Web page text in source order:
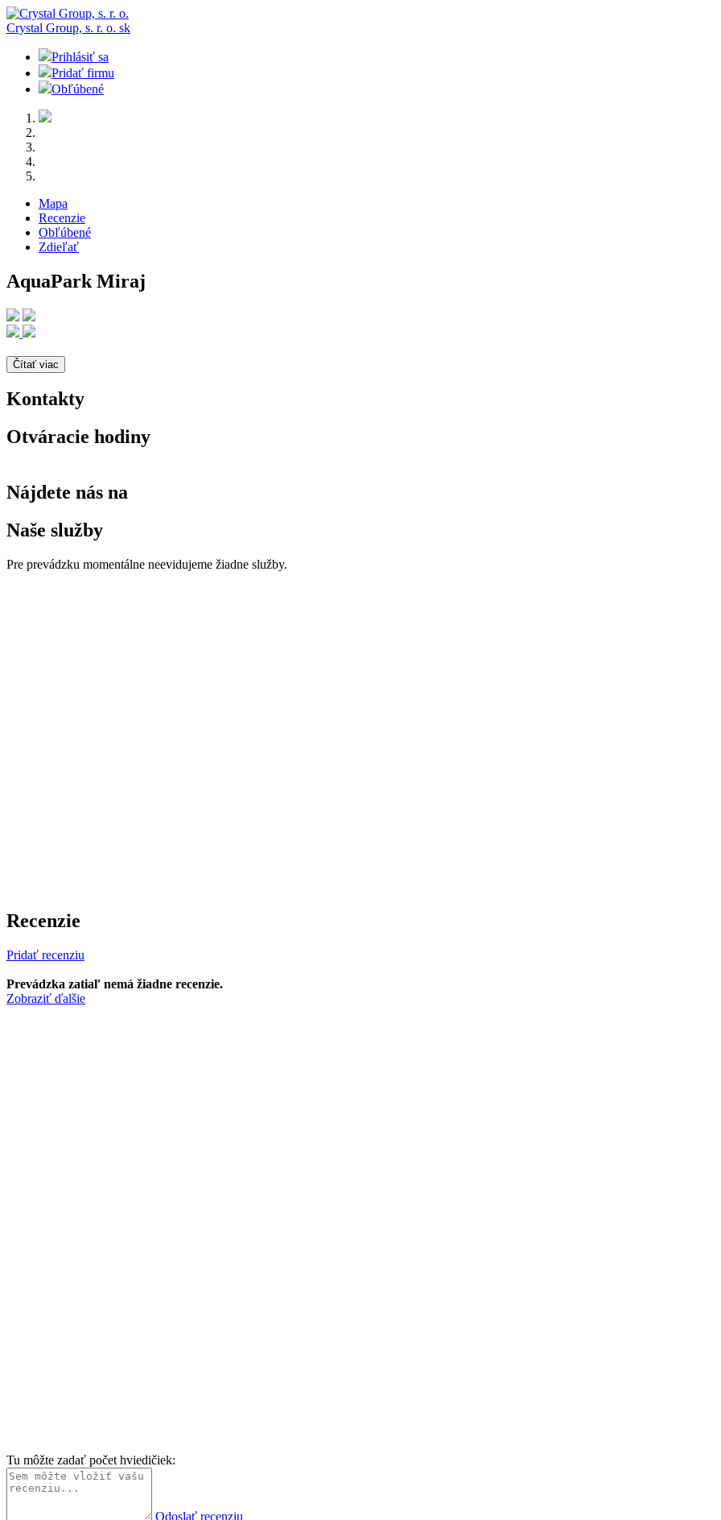
Crystal Group, s. r. o. sk
Prihlásiť sa
Pridať firmu
Obľúbené
Mapa
Recenzie
Obľúbené
Zdieľať
AquaPark Miraj
Čítať viac
Kontakty
Otváracie hodiny
Nájdete nás na
Naše služby
Pre prevádzku momentálne neevidujeme žiadne služby.
Recenzie
Pridať recenziu
Prevádzka zatiaľ nemá žiadne recenzie.
Zobraziť ďalšie
Tu môžte zadať počet hviedičiek:
Odoslať recenziu